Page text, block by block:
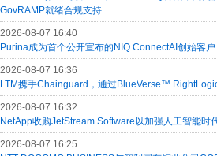
GovRAMP就绪合规支持
2026-08-07 16:40
Purina成为首个公开宣布的NIQ ConnectAI创始客户
2026-08-07 16:36
LTM携手Chainguard，通过BlueVerse™
2026-08-07 16:32
NetApp收购JetStream Software以加强人工智能时
2026-08-07 16:25